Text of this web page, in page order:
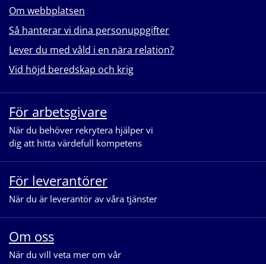
Om webbplatsen
Så hanterar vi dina personuppgifter
Lever du med våld i en nära relation?
Vid höjd beredskap och krig
För arbetsgivare
När du behöver rekrytera hjälper vi
dig att hitta värdefull kompetens
För leverantörer
När du är leverantör av våra tjänster
Om oss
När du vill veta mer om vår